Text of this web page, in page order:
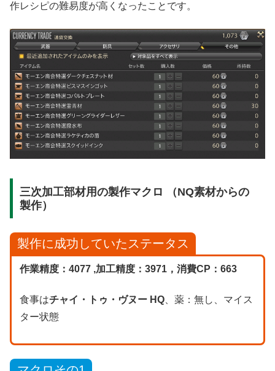
作レシピの難易度が高くなったことです。
三次加工部材用の製作マクロ （NQ素材からの
製作）
製作に成功していたステータス
作業精度：4077 ,加工精度：3971，消費CP：663
食事はチャイ・トゥ・ヴヌー HQ、薬：無し、マイス
ター状態